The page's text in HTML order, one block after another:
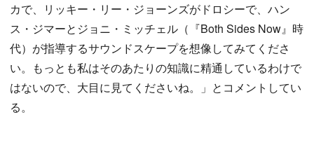
カで、リッキー・リー・ジョーンズがドロシーで、ハン
ス・ジマーとジョニ・ミッチェル（『Both Sides Now』時
代）が指導するサウンドスケープを想像してみてくださ
い。もっとも私はそのあたりの知識に精通しているわけで
はないので、大目に見てくださいね。」とコメントしてい
る。